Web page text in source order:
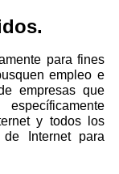
para fines
empleo e
empresas que
y todos los
Internet para